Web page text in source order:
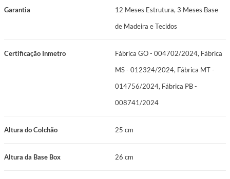
Manutenção: No Turn
Certificações: Fábrica GO - 004702/2024, Fábrica MS - 012324/2024,
Garantia
12 Meses Estrutura, 3 Meses Base
de Madeira e Tecidos
Certificação Inmetro
Fábrica GO - 004702/2024, Fábrica
MS - 012324/2024, Fábrica MT -
014756/2024, Fábrica PB -
008741/2024
Altura do Colchão 25 cm
Altura da Base Box 26 cm